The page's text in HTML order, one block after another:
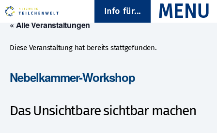
Info für...
« Alle Veranstaltungen
Diese Veranstaltung hat bereits stattgefunden.
Nebelkammer-Workshop
Das Unsichtbare sichtbar machen